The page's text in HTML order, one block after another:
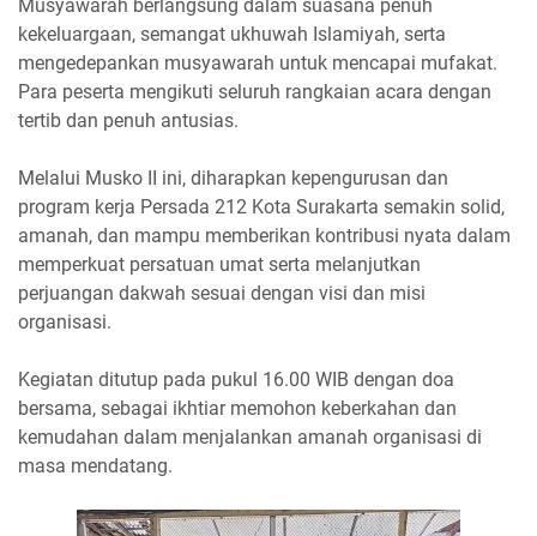
Musyawarah berlangsung dalam suasana penuh
kekeluargaan, semangat ukhuwah Islamiyah, serta
mengedepankan musyawarah untuk mencapai mufakat.
Para peserta mengikuti seluruh rangkaian acara dengan
tertib dan penuh antusias.
Melalui Musko II ini, diharapkan kepengurusan dan
program kerja Persada 212 Kota Surakarta semakin solid,
amanah, dan mampu memberikan kontribusi nyata dalam
memperkuat persatuan umat serta melanjutkan
perjuangan dakwah sesuai dengan visi dan misi
organisasi.
Kegiatan ditutup pada pukul 16.00 WIB dengan doa
bersama, sebagai ikhtiar memohon keberkahan dan
kemudahan dalam menjalankan amanah organisasi di
masa mendatang.